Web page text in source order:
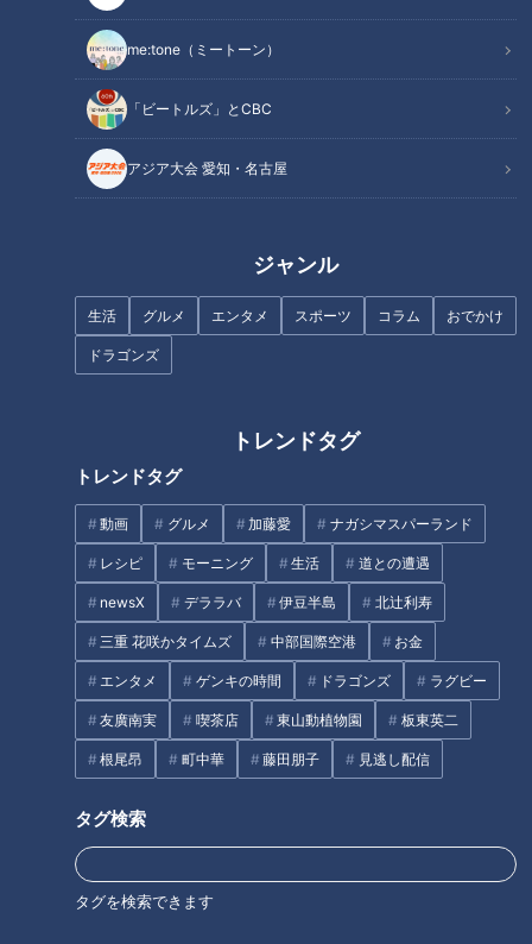
me:tone（ミートーン）
「ビートルズ」とCBC
アジア大会 愛知・名古屋
ジャンル
生活 グルメ エンタメ スポーツ コラム おでかけ
ドラゴンズ
トレンドタグ
トレンドタグ
動画 グルメ 加藤愛 ナガシマスパーランド
レシピ モーニング 生活 道との遭遇
newsX デララバ 伊豆半島 北辻利寿
三重 花咲かタイムズ 中部国際空港 お金
エンタメ ゲンキの時間 ドラゴンズ ラグビー
友廣南実 喫茶店 東山動植物園 板東英二
根尾昂 町中華 藤田朋子 見逃し配信
タグ検索
タグを検索できます
河川の生態系を侵略する肉食外
来魚「コクチバス」 長良川に出
現しアユの被害が心配
飼育種類数は約1200！日本一多
くの生きものが暮らしている鳥
羽水族館で今見るべき動物を全
不気味な“赤い首” 艶のある体
土用の丑の日に食べるもの、ウ
ナギ以外もOK！
日本でオスのシャチが見られる
のは名古屋港水族館だけ！今し
か見られない赤ちゃんの姿にキ
ュン♡名古屋港水族館の「GW
にオススメ！人気の生きものラ
ンキング」を発表！
タグ
チャント！ 愛知 東山動植物園
オススメ関連コンテンツ